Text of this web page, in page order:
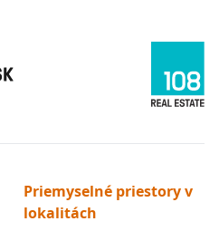
Priemyselné priestory v
lokalitách